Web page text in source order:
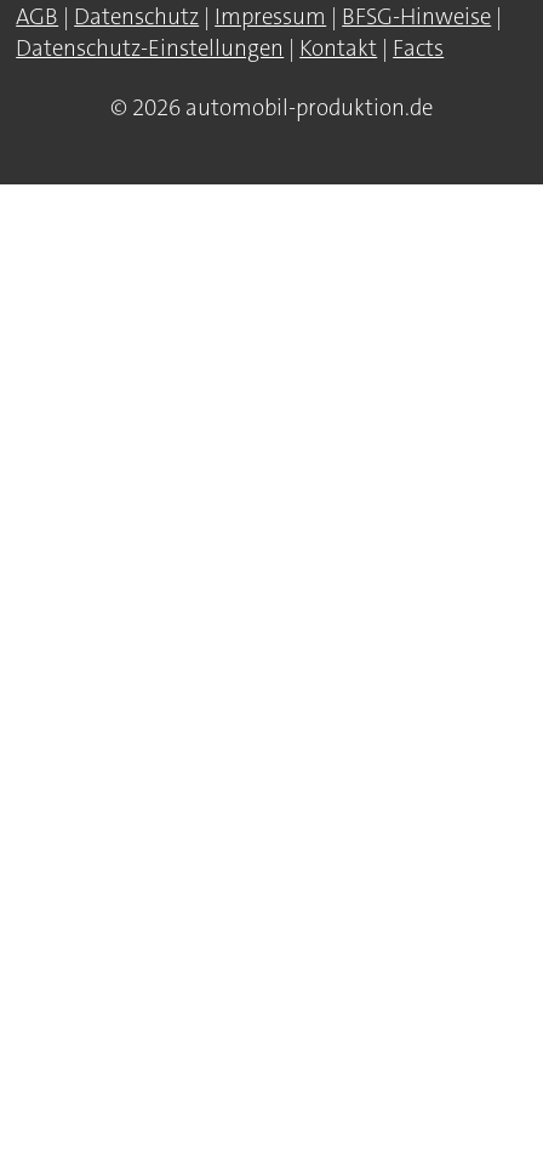
AGB | Datenschutz | Impressum | BFSG-Hinweise |
Datenschutz-Einstellungen | Kontakt | Facts
© 2026 automobil-produktion.de